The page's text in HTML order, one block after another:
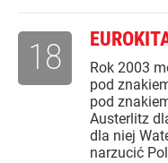
Rok 2003
pod
pod
Austerlitz
dla niej
narzucić
18